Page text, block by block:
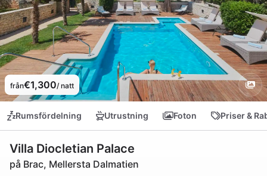
från€1,300/ natt
Rumsfördelning Utrustning Foton Priser &
Villa Diocletian Palace
på Brac, Mellersta Dalmatien